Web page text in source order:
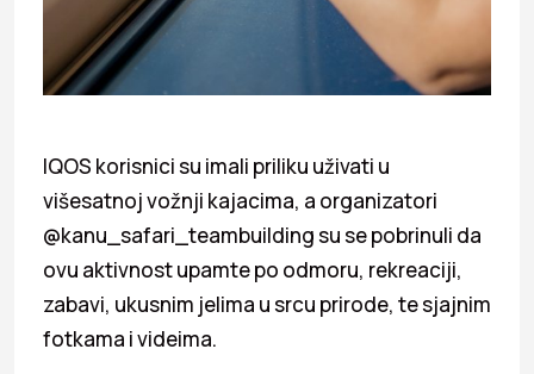
IQOS korisnici su imali priliku uživati u
višesatnoj vožnji kajacima, a organizatori
@kanu_safari_teambuilding su se pobrinuli da
ovu aktivnost upamte po odmoru, rekreaciji,
zabavi, ukusnim jelima u srcu prirode, te sjajnim
fotkama i videima.